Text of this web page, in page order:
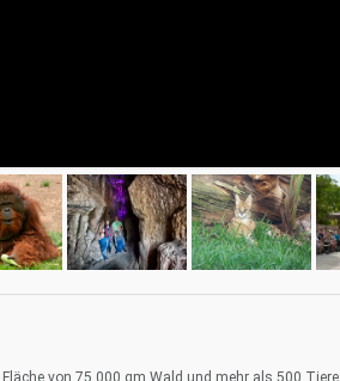
von 75.000 qm Wald und mehr als 500 Tiere